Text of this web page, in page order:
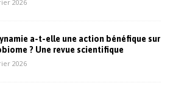
2026
a-t-elle une action bénéfique sur
? Une revue scientifique
2026